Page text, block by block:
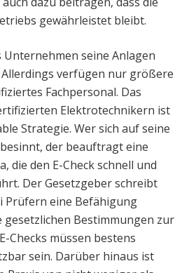
gewährleistet bleibt.
seine Anlagen
verfügen nur größere
Fachpersonal. Das
Elektrotechnikern ist
Strategie. Wer sich auf seine
der beauftragt eine
die den E-Check schnell und
Der Gesetzgeber schreibt
Prüfern eine Befähigung
gesetzlichen Bestimmungen zur
Checks müssen bestens
sein. Darüber hinaus ist